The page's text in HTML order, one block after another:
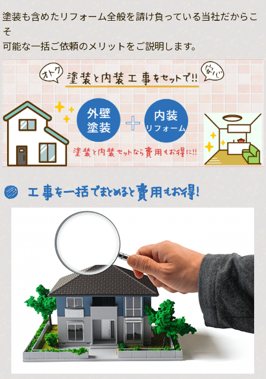
塗装も含めたリフォーム全般を請け負っている当社だからこ
そ
可能な一括ご依頼のメリットをご説明します。
工事を一括でまとめると費用もお得！